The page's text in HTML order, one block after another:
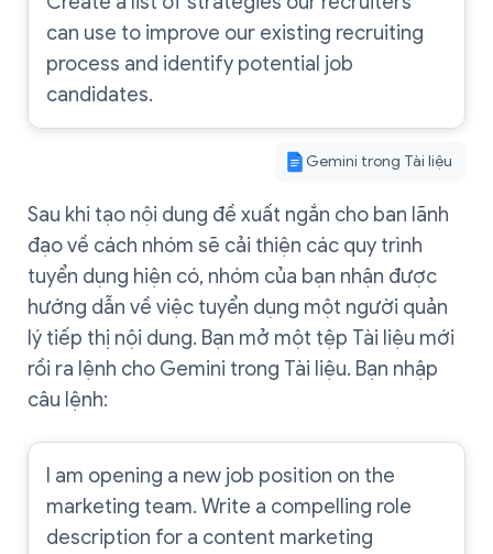
can use to improve our existing recruiting
process and identify potential job
candidates.
Gemini trong Tài liệu
Sau khi tạo nội dung đề xuất ngắn cho ban lãnh
đạo về cách nhóm sẽ cải thiện các quy trình
tuyển dụng hiện có, nhóm của bạn nhận được
hướng dẫn về việc tuyển dụng một người quản
lý tiếp thị nội dung. Bạn mở một tệp Tài liệu mới
rồi ra lệnh cho Gemini trong Tài liệu. Bạn nhập
câu lệnh:
I am opening a new job position on the
marketing team. Write a compelling role
description for a content marketing